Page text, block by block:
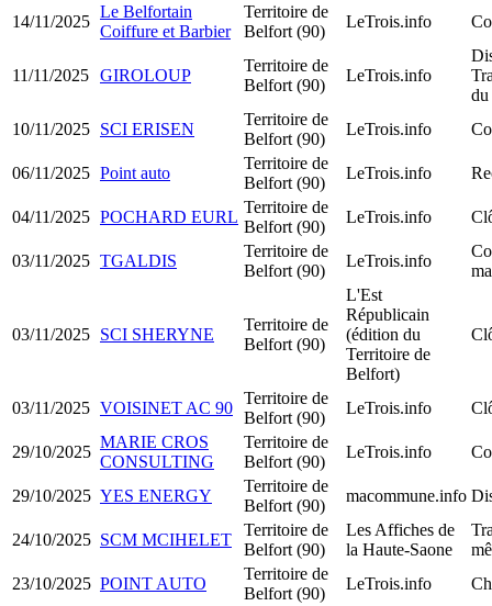
14/11/2025
Le Belfortain
Coiffure et Barbier
Territoire de
Belfort (90)
LeTrois.info
11/11/2025 GIROLOUP
Territoire de
Belfort (90)
LeTrois.info
10/11/2025 SCI ERISEN
Territoire de
Belfort (90)
LeTrois.info
06/11/2025 Point auto
Territoire de
Belfort (90)
LeTrois.info
04/11/2025 POCHARD EURL
Territoire de
Belfort (90)
LeTrois.info
03/11/2025 TGALDIS
Territoire de
Belfort (90)
LeTrois.info
03/11/2025 SCI SHERYNE
Territoire de
Belfort (90)
L'Est
Républicain
(édition du
Territoire de
Belfort)
03/11/2025 VOISINET AC 90
Territoire de
Belfort (90)
LeTrois.info
29/10/2025
MARIE CROS
CONSULTING
Territoire de
Belfort (90)
LeTrois.info
29/10/2025 YES ENERGY
Territoire de
Belfort (90)
macommune.info
24/10/2025 SCM MCIHELET
Territoire de
Belfort (90)
Les Affiches de
la Haute-Saone
23/10/2025 POINT AUTO
Territoire de
Belfort (90)
LeTrois.info